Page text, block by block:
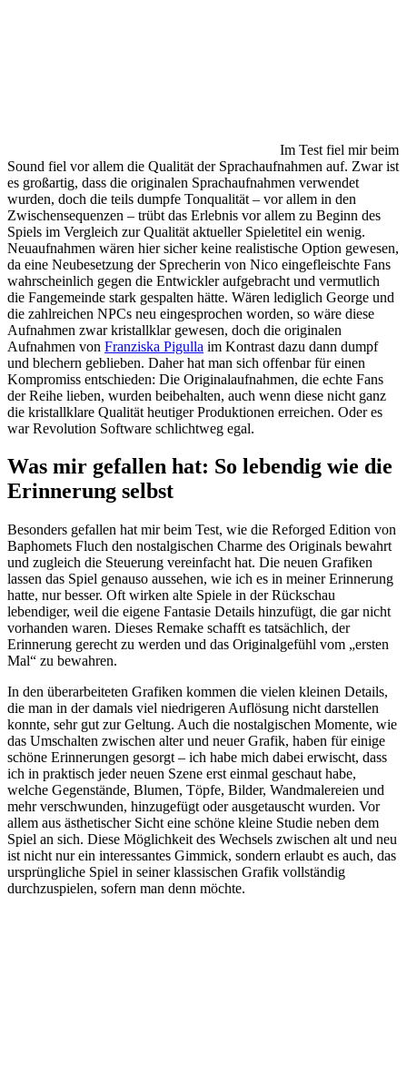
Im Test fiel mir beim
Sound fiel vor allem die Qualität der Sprachaufnahmen auf. Zwar ist
es großartig, dass die originalen Sprachaufnahmen verwendet
wurden, doch die teils dumpfe Tonqualität – vor allem in den
Zwischensequenzen – trübt das Erlebnis vor allem zu Beginn des
Spiels im Vergleich zur Qualität aktueller Spieletitel ein wenig.
Neuaufnahmen wären hier sicher keine realistische Option gewesen,
da eine Neubesetzung der Sprecherin von Nico eingefleischte Fans
wahrscheinlich gegen die Entwickler aufgebracht und vermutlich
die Fangemeinde stark gespalten hätte. Wären lediglich George und
die zahlreichen NPCs neu eingesprochen worden, so wäre diese
Aufnahmen zwar kristallklar gewesen, doch die originalen
Aufnahmen von Franziska Pigulla im Kontrast dazu dann dumpf
und blechern geblieben. Daher hat man sich offenbar für einen
Kompromiss entschieden: Die Originalaufnahmen, die echte Fans
der Reihe lieben, wurden beibehalten, auch wenn diese nicht ganz
die kristallklare Qualität heutiger Produktionen erreichen. Oder es
war Revolution Software schlichtweg egal.
Was mir gefallen hat: So lebendig wie die
Erinnerung selbst
Besonders gefallen hat mir beim Test, wie die Reforged Edition von
Baphomets Fluch den nostalgischen Charme des Originals bewahrt
und zugleich die Steuerung vereinfacht hat. Die neuen Grafiken
lassen das Spiel genauso aussehen, wie ich es in meiner Erinnerung
hatte, nur besser. Oft wirken alte Spiele in der Rückschau
lebendiger, weil die eigene Fantasie Details hinzufügt, die gar nicht
vorhanden waren. Dieses Remake schafft es tatsächlich, der
Erinnerung gerecht zu werden und das Originalgefühl vom „ersten
Mal“ zu bewahren.
In den überarbeiteten Grafiken kommen die vielen kleinen Details,
die man in der damals viel niedrigeren Auflösung nicht darstellen
konnte, sehr gut zur Geltung. Auch die nostalgischen Momente, wie
das Umschalten zwischen alter und neuer Grafik, haben für einige
schöne Erinnerungen gesorgt – ich habe mich dabei erwischt, dass
ich in praktisch jeder neuen Szene erst einmal geschaut habe,
welche Gegenstände, Blumen, Töpfe, Bilder, Wandmalereien und
mehr verschwunden, hinzugefügt oder ausgetauscht wurden. Vor
allem aus ästhetischer Sicht eine schöne kleine Studie neben dem
Spiel an sich. Diese Möglichkeit des Wechsels zwischen alt und neu
ist nicht nur ein interessantes Gimmick, sondern erlaubt es auch, das
ursprüngliche Spiel in seiner klassischen Grafik vollständig
durchzuspielen, sofern man denn möchte.